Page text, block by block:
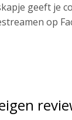
geeft je
op